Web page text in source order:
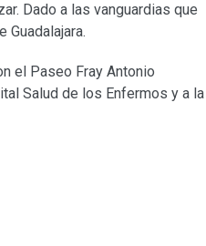
Dado a las vanguardias que
el Paseo Fray Antonio
Salud de los Enfermos y a la